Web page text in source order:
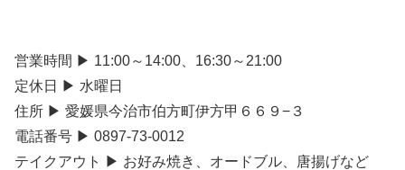
営業時間 ▶ 11:00～14:00、16:30～21:00
定休日 ▶ 水曜日
住所 ▶ 愛媛県今治市伯方町伊方甲６６９−３
電話番号 ▶ 0897-73-0012
テイクアウト ▶ お好み焼き、オードブル、唐揚げなど